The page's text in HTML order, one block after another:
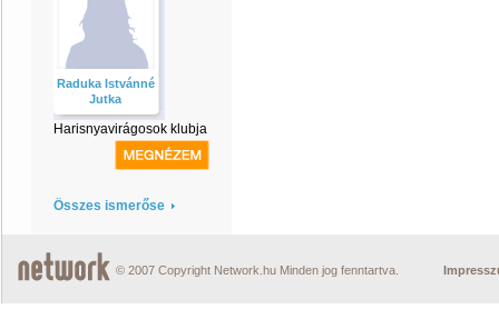
Raduka Istvánné
Jutka
Harisnyavirágosok klubja
Összes ismerőse
© 2007 Copyright Network.hu Minden jog fenntartva.